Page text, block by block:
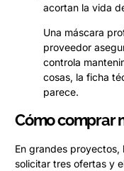
acortan la vida
Una máscara
proveedor
controla
cosas, la ficha
parece.
Cómo comprar
En grandes proyectos,
solicitar tres ofertas y